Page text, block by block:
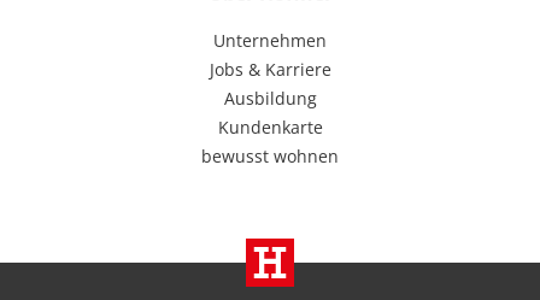
Unternehmen
Jobs & Karriere
Ausbildung
Kundenkarte
bewusst wohnen